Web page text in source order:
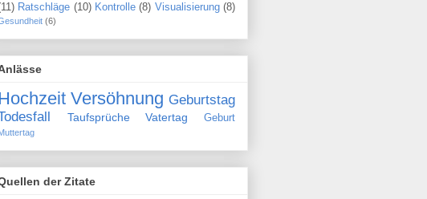
Ratschläge (10) Kontrolle (8) Visualisierung (8)
(6)
Versöhnung Geburtstag
Taufsprüche Vatertag Geburt
der Zitate